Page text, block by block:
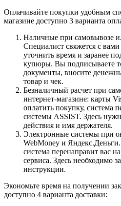
Оплачивайте покупки удобным
магазине доступно 3 варианта
Наличные при самовывозе
Специалист свяжется с
уточнить время и заранее
купюры. Вы подписываете
документы, вносите
товар и чек.
Безналичный расчет при
интернет-магазине: карты
оплатить покупку, система
системы ASSIST. Здесь
действия и имя держателя.
Электронные системы при
WebMoney и
система перенаправит вас
сервиса. Здесь необходимо
инструкции.
Экономьте время на получении
доступно 4 варианта доставки: